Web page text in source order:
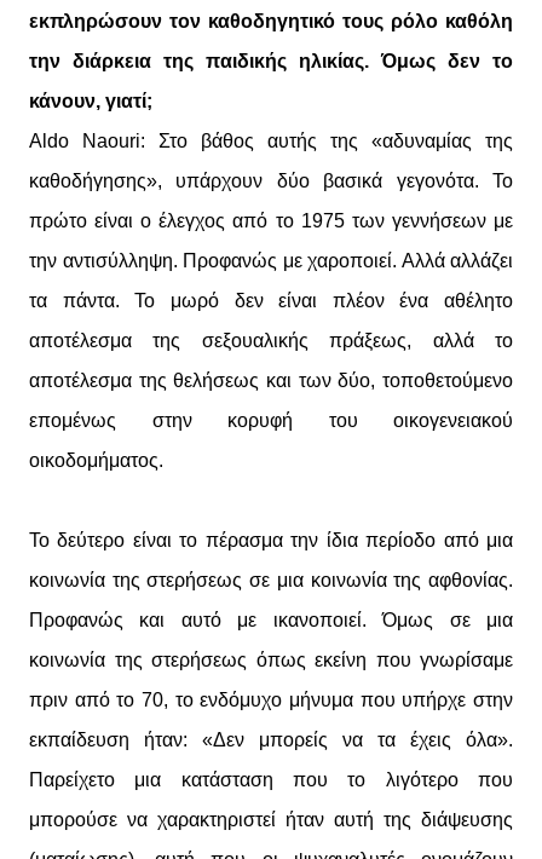
εκπληρώσουν τον καθοδηγητικό τους ρόλο καθόλη
την διάρκεια της παιδικής ηλικίας. Όμως δεν το
κάνουν, γιατί;
Aldo Naouri: Στο βάθος αυτής της «αδυναμίας της
καθοδήγησης», υπάρχουν δύο βασικά γεγονότα. Το
πρώτο είναι ο έλεγχος από το 1975 των γεννήσεων με
την αντισύλληψη. Προφανώς με χαροποιεί. Αλλά αλλάζει
τα πάντα. Το μωρό δεν είναι πλέον ένα αθέλητο
αποτέλεσμα της σεξουαλικής πράξεως, αλλά το
αποτέλεσμα της θελήσεως και των δύο, τοποθετούμενο
επομένως στην κορυφή του οικογενειακού
οικοδομήματος.
Το δεύτερο είναι το πέρασμα την ίδια περίοδο από μια
κοινωνία της στερήσεως σε μια κοινωνία της αφθονίας.
Προφανώς και αυτό με ικανοποιεί. Όμως σε μια
κοινωνία της στερήσεως όπως εκείνη που γνωρίσαμε
πριν από το 70, το ενδόμυχο μήνυμα που υπήρχε στην
εκπαίδευση ήταν: «Δεν μπορείς να τα έχεις όλα».
Παρείχετο μια κατάσταση που το λιγότερο που
μπορούσε να χαρακτηριστεί ήταν αυτή της διάψευσης